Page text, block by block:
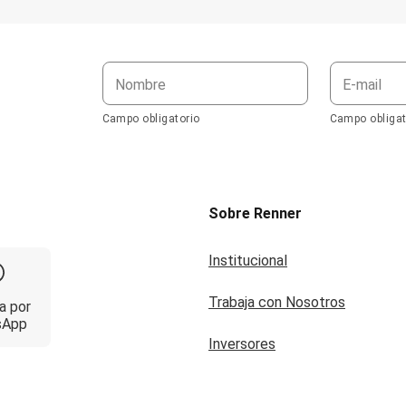
Nombre
Campo obligatorio
E-mail
Campo
por
Sobre Renner
Institucional
Trabaja con Nosotros
Inversores